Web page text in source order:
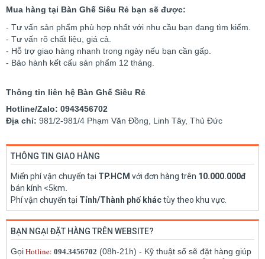
Mua hàng tại Bàn Ghế Siêu Rẻ bạn sẽ được:
- Tư vấn sản phẩm phù hợp nhất với nhu cầu bạn đang tìm kiếm.
- Tư vấn rõ chất liệu, giá cả.
- Hỗ trợ giao hàng nhanh trong ngày nếu bạn cần gấp.
- Bảo hành kết cấu sản phẩm 12 tháng.
Thông tin liên hệ Bàn Ghế Siêu Rẻ
Hotline/Zalo: 0943456702
Địa chỉ: 981/2-981/4 Phạm Văn Đồng, Linh Tây, Thủ Đức
THÔNG TIN GIAO HÀNG
Miển phí vận chuyển tại TP.HCM với đơn hàng trên 10.000.000đ
bán kính <5km.
Phí vận chuyển tại Tỉnh/Thành phố kháctùy theo khu vực.
BẠN NGẠI ĐẶT HÀNG TRÊN WEBSITE?
GọiHotline: 094.3456702 (08h-21h) - Kỹ thuật số sẽ đặt hàng giúp